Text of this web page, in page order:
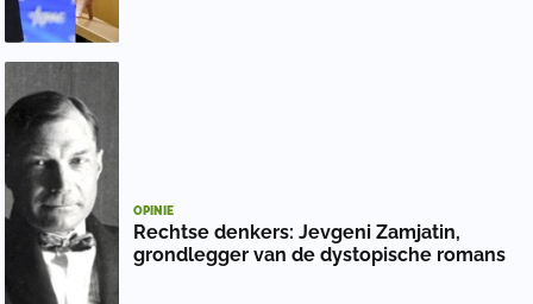
OPINIE
Rechtse denkers: Jevgeni Zamjatin,
grondlegger van de dystopische romans